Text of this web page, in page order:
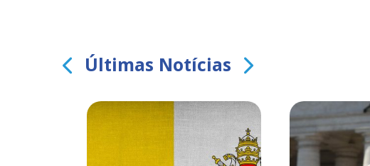
Últimas Notícias